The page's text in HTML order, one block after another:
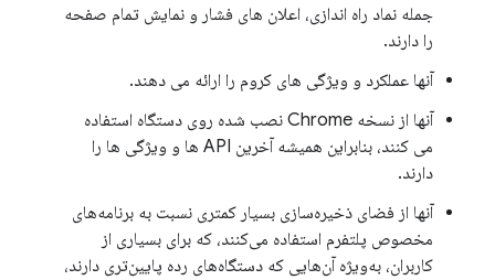
جمله نماد راه اندازی، اعلان های فشار و نمایش تمام صفحه
را دارند.
آنها عملکرد و ویژگی های کروم را ارائه می دهند.
آنها از نسخه Chrome نصب شده روی دستگاه استفاده
می کنند، بنابراین همیشه آخرین API ها و ویژگی ها را
دارند.
آنها از فضای ذخیره‌سازی بسیار کمتری نسبت به برنامه‌های
مخصوص پلتفرم استفاده می‌کنند، که برای بسیاری از
کاربران، به‌ویژه آن‌هایی که دستگاه‌های رده پایین‌تری دارند،